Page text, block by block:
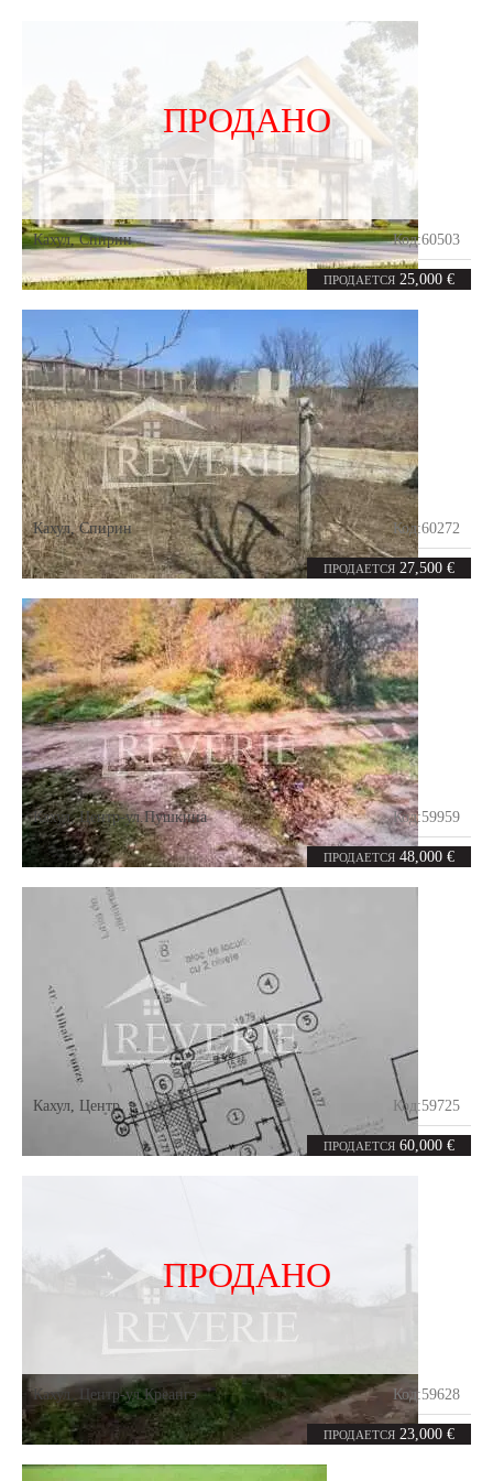
ПРОДАНО
ПРОДАЕТСЯ 25,000 €
Кахул,Спирин Код:60503
5.86соток
ПРОДАЕТСЯ 27,500 €
Кахул,Спирин Код:60272
5.38соток
ПРОДАЕТСЯ 48,000 €
Кахул,Центр-ул.Пушкина Код:59959
13соток
ПРОДАЕТСЯ 60,000 €
Кахул Центр Код:59725
2сотки
ПРОДАНО
ПРОДАЕТСЯ 23,000 €
Кахул Центр-ул.Креангэ Код:59628
12.5соток